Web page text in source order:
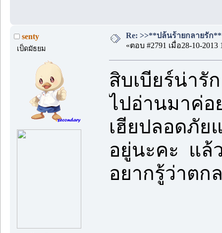
senty
เป็ดมัธยม
Re: >>**ปล้นร้ายกลายรัก
«ตอบ #2791 เมื่อ28-10-2013
สิบเบียร์น่ารั
ไปอ่านมาค่อ
เฮียปลอดภัย
อยู่นะคะ แล้
อยากรู้ว่าตก